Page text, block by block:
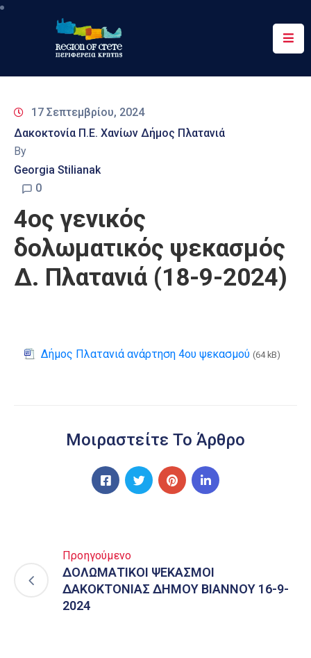
Περιφέρεια
&
Δράσεις
Ψηφιακές
Επικοινωνία
17 Σεπτεμβρίου, 2024
Δακοκτονία Π.Ε. Χανίων Δήμος Πλατανιά
By
Georgia Stilianak
0
4ος γενικός
δολωματικός ψεκασμός
Δ. Πλατανιά (18-9-2024)
Δήμος Πλατανιά ανάρτηση 4ου ψεκασμού (64 kB)
Μοιραστείτε Το Άρθρο
Προηγούμενο
ΔΟΛΩΜΑΤΙΚΟΙ ΨΕΚΑΣΜΟΙ
ΔΑΚΟΚΤΟΝΙΑΣ ΔΗΜΟΥ ΒΙΑΝΝΟΥ 16-9-
2024